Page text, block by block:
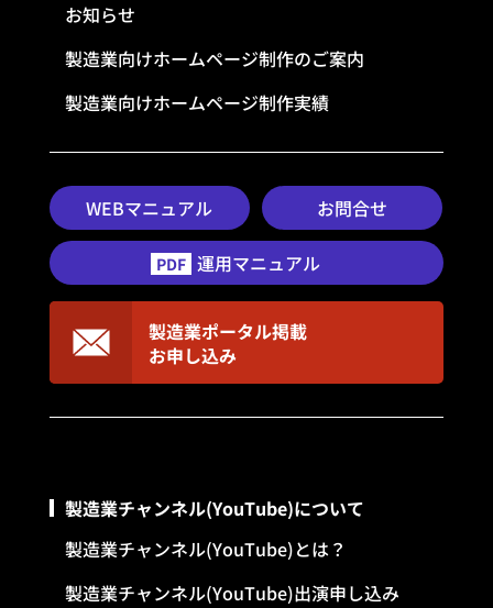
お知らせ
製造業向けホームページ制作のご案内
製造業向けホームページ制作実績
WEBマニュアル お問合せ
PDF 運用マニュアル
製造業ポータル掲載
お申し込み
製造業チャンネル(YouTube)について
製造業チャンネル(YouTube)とは？
製造業チャンネル(YouTube)出演申し込み